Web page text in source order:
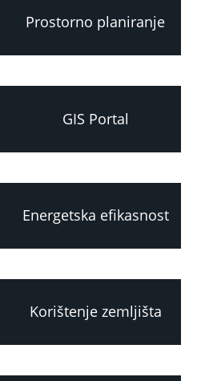
Prostorno planiranje
GIS Portal
Energetska efikasnost
Korištenje zemljišta